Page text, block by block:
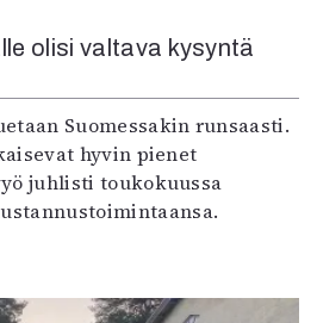
olisi valtava kysyntä
Suomessakin runsaasti.
hyvin pienet
juhlisti toukokuussa